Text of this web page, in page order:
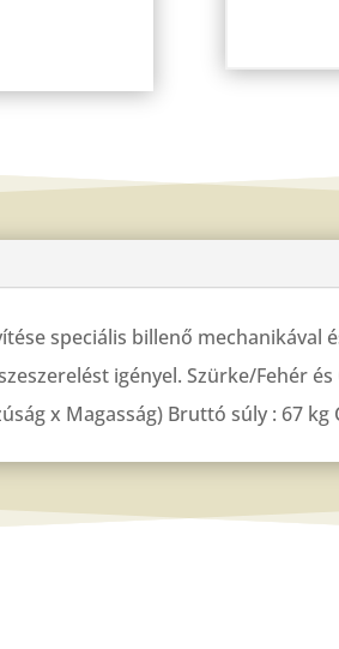
speciális billenő mechanikával
igényel. Szürke/Fehér
x Magasság) Bruttó súly : 67